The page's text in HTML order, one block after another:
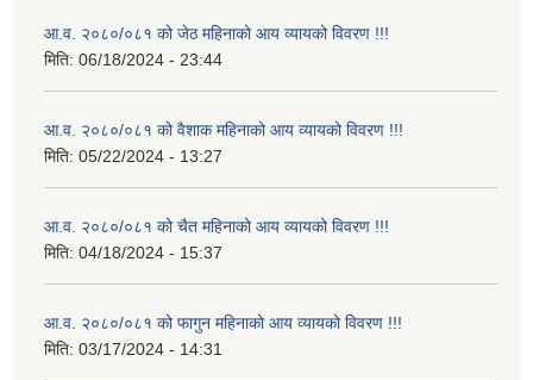
आ.व. २०८०/०८१ को जेठ महिनाको आय व्यायको विवरण !!!
मिति: 06/18/2024 - 23:44
आ.व. २०८०/०८१ को वैशाक महिनाको आय व्यायको विवरण !!!
मिति: 05/22/2024 - 13:27
आ.व. २०८०/०८१ को चैत महिनाको आय व्यायको विवरण !!!
मिति: 04/18/2024 - 15:37
आ.व. २०८०/०८१ को फागुन महिनाको आय व्यायको विवरण !!!
मिति: 03/17/2024 - 14:31